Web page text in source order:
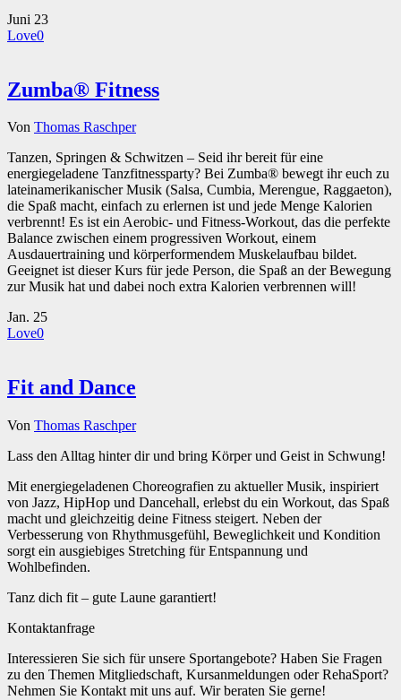
Juni 23
Love0
Zumba® Fitness
Von Thomas Raschper
Tanzen, Springen & Schwitzen – Seid ihr bereit für eine
energiegeladene Tanzfitnessparty? Bei Zumba® bewegt ihr euch zu
lateinamerikanischer Musik (Salsa, Cumbia, Merengue, Raggaeton),
die Spaß macht, einfach zu erlernen ist und jede Menge Kalorien
verbrennt! Es ist ein Aerobic- und Fitness-Workout, das die perfekte
Balance zwischen einem progressiven Workout, einem
Ausdauertraining und körperformendem Muskelaufbau bildet.
Geeignet ist dieser Kurs für jede Person, die Spaß an der Bewegung
zur Musik hat und dabei noch extra Kalorien verbrennen will!
Jan. 25
Love0
Fit and Dance
Von Thomas Raschper
Lass den Alltag hinter dir und bring Körper und Geist in Schwung!
Mit energiegeladenen Choreografien zu aktueller Musik, inspiriert
von Jazz, HipHop und Dancehall, erlebst du ein Workout, das Spaß
macht und gleichzeitig deine Fitness steigert. Neben der
Verbesserung von Rhythmusgefühl, Beweglichkeit und Kondition
sorgt ein ausgiebiges Stretching für Entspannung und
Wohlbefinden.
Tanz dich fit – gute Laune garantiert!
Kontaktanfrage
Interessieren Sie sich für unsere Sportangebote? Haben Sie Fragen
zu den Themen Mitgliedschaft, Kursanmeldungen oder RehaSport?
Nehmen Sie Kontakt mit uns auf. Wir beraten Sie gerne!